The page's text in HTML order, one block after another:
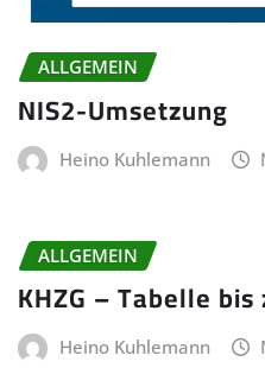
ALLGEMEIN
NIS2-Umsetzung
Heino Kuhlemann
ALLGEMEIN
KHZG – Tabelle
Heino Kuhlemann